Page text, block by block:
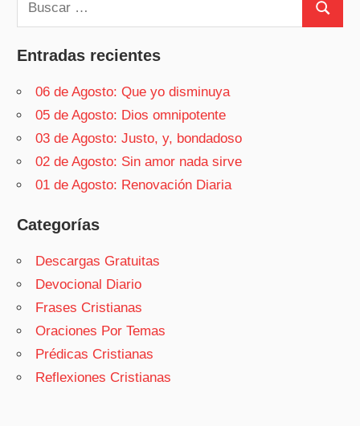
Buscar
Entradas recientes
06 de Agosto: Que yo disminuya
05 de Agosto: Dios omnipotente
03 de Agosto: Justo, y, bondadoso
02 de Agosto: Sin amor nada sirve
01 de Agosto: Renovación Diaria
Categorías
Descargas Gratuitas
Devocional Diario
Frases Cristianas
Oraciones Por Temas
Prédicas Cristianas
Reflexiones Cristianas